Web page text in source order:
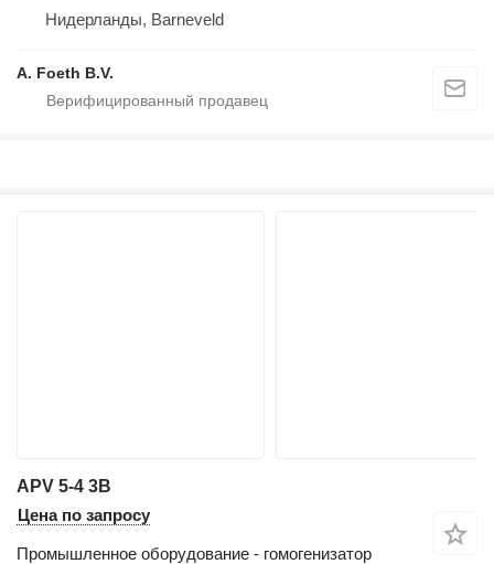
Нидерланды, Barneveld
A. Foeth B.V.
APV 5-4 3B
Цена по запросу
Промышленное оборудование - гомогенизатор